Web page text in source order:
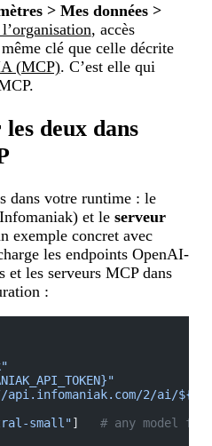
> Mes données >
, accès
clé que celle décrite
(MCP). C’est elle qui
deux dans
dans votre runtime : le
et le serveur
exemple concret avec
les endpoints OpenAI-
et les serveurs MCP dans
:
2/ai/
small"] # any model